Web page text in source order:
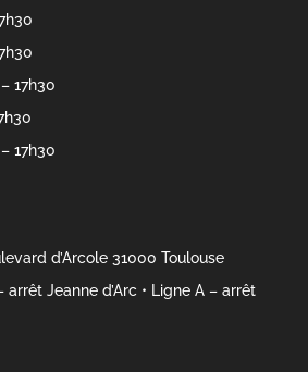
17h30
17h30
d’Arcole 31000 Toulouse
arrêt Jeanne d’Arc • Ligne A – arrêt